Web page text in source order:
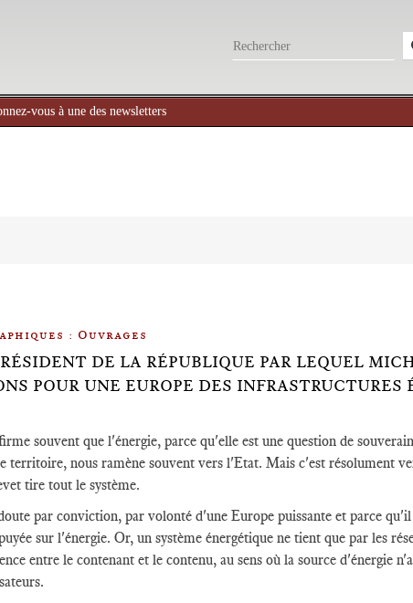
vous à une des newsletters
: Ouvrages
DE LA RÉPUBLIQUE PAR LEQUEL
POUR UNE EUROPE DES INFRASTRUCTURES
souvent que l'énergie, parce qu'elle est une question de
territoire, nous ramène souvent vers l'Etat. Mais c'est résolument
tire tout le système.
par conviction, par volonté d'une Europe puissante et parce
sur l'énergie. Or, un système énergétique ne tient que par les
entre le contenant et le contenu, au sens où la source d'énergie